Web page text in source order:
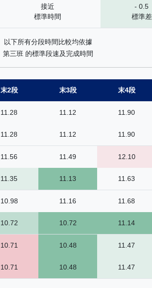
接近
標準時間
- 0.5
標準差
以下所有分段時間比較均依據
第三班 的標準段速及完成時間
末2段 末3段 末4段
11.28 11.12 11.90
11.28 11.12 11.90
11.56 11.49 12.10
11.35 11.13 11.63
10.98 11.16 11.68
10.72 10.72 11.14
10.71 10.48 11.47
10.71 10.48 11.47